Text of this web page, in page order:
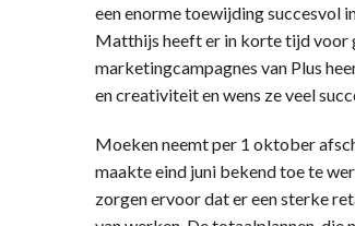
een enorme toewijding succesvol
Matthijs heeft er in korte tijd voor
marketingcampagnes van Plus
en creativiteit en wens ze veel
Moeken neemt per 1 oktober
maakte eind juni bekend toe te
zorgen ervoor dat er een sterke